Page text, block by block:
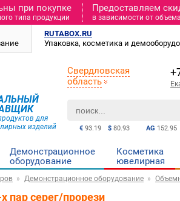
при покупке
типа продукции
Предоставляем
в зависимости от
RUTABOX.RU
Упаковка, косметика и
для
изделий
AG 152.95
€ 93.19 $ 80.93
Свердловская
область
Демонстрационное
оборудование
Косметика
ювелирная
Демонстрационное оборудование
пар серег/прорези